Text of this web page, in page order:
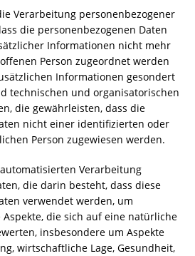
Verarbeitung personenbezogener
die personenbezogenen Daten
Informationen nicht mehr
Person zugeordnet werden
Informationen gesondert
technischen und organisatorischen
die gewährleisten, dass die
nicht einer identifizierten oder
Person zugewiesen werden.
Verarbeitung
die darin besteht, dass diese
verwendet werden, um
die sich auf eine natürliche
insbesondere um Aspekte
wirtschaftliche Lage, Gesundheit,